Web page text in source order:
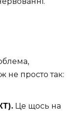
не просто так:
Це щось на